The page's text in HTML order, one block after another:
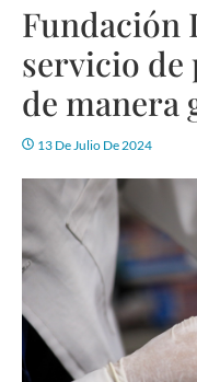
Fundación
servicio de
de manera
13 De Julio De 2024